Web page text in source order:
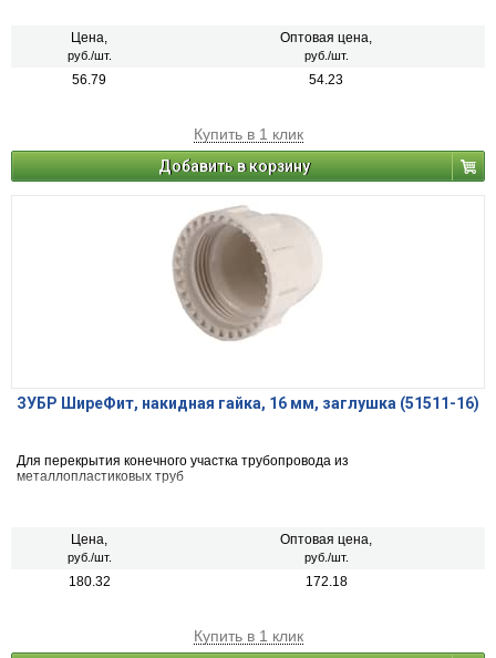
Цена,
руб./шт.
Оптовая цена,
руб./шт.
56.79 54.23
Купить в 1 клик
Добавить в корзину
ЗУБР ШиреФит, накидная гайка, 16 мм, заглушка (51511-16)
Для перекрытия конечного участка трубопровода из
металлопластиковых труб
Цена,
руб./шт.
Оптовая цена,
руб./шт.
180.32 172.18
Купить в 1 клик